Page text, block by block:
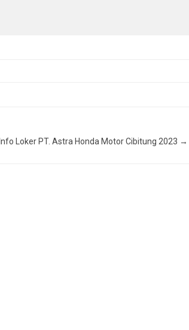
Info Loker PT. Astra Honda Motor Cibitung 2023 →